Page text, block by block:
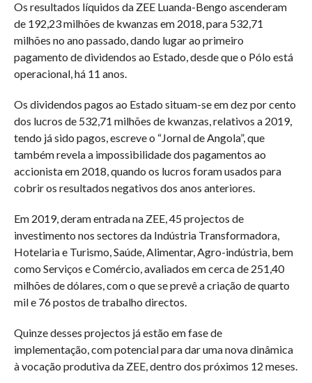
Os resultados líquidos da ZEE Luanda-Bengo ascenderam
de 192,23 milhões de kwanzas em 2018, para 532,71
milhões no ano passado, dando lugar ao primeiro
pagamento de dividendos ao Estado, desde que o Pólo está
operacional, há 11 anos.
Os dividendos pagos ao Estado situam-se em dez por cento
dos lucros de 532,71 milhões de kwanzas, relativos a 2019,
tendo já sido pagos, escreve o “Jornal de Angola”, que
também revela a impossibilidade dos pagamentos ao
accionista em 2018, quando os lucros foram usados para
cobrir os resultados negativos dos anos anteriores.
Em 2019, deram entrada na ZEE, 45 projectos de
investimento nos sectores da Indústria Transformadora,
Hotelaria e Turismo, Saúde, Alimentar, Agro-indústria, bem
como Serviços e Comércio, avaliados em cerca de 251,40
milhões de dólares, com o que se prevê a criação de quarto
mil e 76 postos de trabalho directos.
Quinze desses projectos já estão em fase de
implementação, com potencial para dar uma nova dinâmica
à vocação produtiva da ZEE, dentro dos próximos 12 meses.